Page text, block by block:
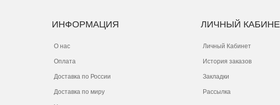
ИНФОРМАЦИЯ
О нас
Оплата
Доставка по России
Доставка по миру
ЛИЧНЫЙ
Личный Кабинет
История заказов
Закладки
Рассылка